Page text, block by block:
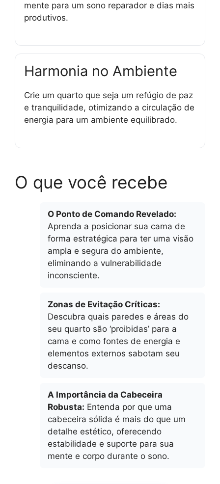
mente para um sono reparador e dias mais
produtivos.
Harmonia no Ambiente
Crie um quarto que seja um refúgio de paz
e tranquilidade, otimizando a circulação de
energia para um ambiente equilibrado.
O que você recebe
O Ponto de Comando Revelado:
Aprenda a posicionar sua cama de
forma estratégica para ter uma visão
ampla e segura do ambiente,
eliminando a vulnerabilidade
inconsciente.
Zonas de Evitação Críticas:
Descubra quais paredes e áreas do
seu quarto são ‘proibidas’ para a
cama e como fontes de energia e
elementos externos sabotam seu
descanso.
A Importância da Cabeceira
Robusta: Entenda por que uma
cabeceira sólida é mais do que um
detalhe estético, oferecendo
estabilidade e suporte para sua
mente e corpo durante o sono.